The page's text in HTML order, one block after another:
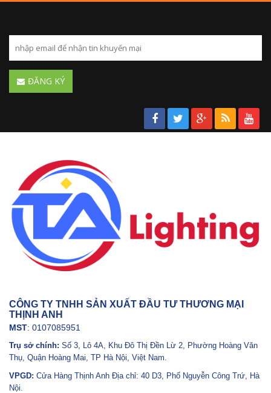
ĐĂNG KÝ
CÔNG TY TNHH SẢN XUẤT ĐẦU TƯ THƯƠNG MẠI
THỊNH ANH
MST: 0107085951
Trụ sở chính: Số 3, Lô 4A, Khu Đô Thị Đền Lừ 2, Phường Hoàng Văn
Thụ, Quận Hoàng Mai, TP Hà Nội, Việt Nam.
VPGD: Cửa Hàng Thịnh Anh Địa chỉ: 40 D3, Phố Nguyễn Công Trứ, Hà
Nội.